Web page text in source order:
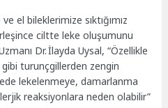
el bileklerimize sıktığımız
ciltte leke oluşumunu
Dr. İlayda Uysal, “Özellikle
turunçgillerden zengin
lekelenmeye, damarlanma
reaksiyonlara neden olabilir”